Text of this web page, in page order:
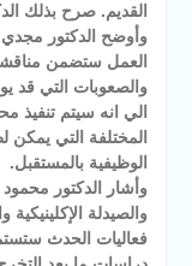
القديم. صرح بذلك
وأوضح الدكتور
العمل ستضمن
والصعوبات التي قد
الي انه سيتم تنفيذ
المختلفة التي يمكن
الوظيفية بالمستقبل.
وأشار الدكتور
والصيدلة
فعاليات الحدث